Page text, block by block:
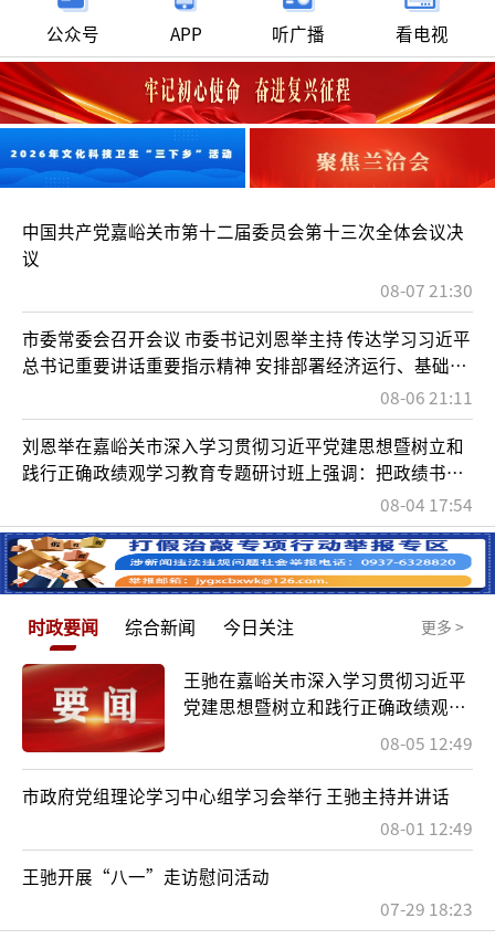
杯”中国·嘉峪关第十七届国际铁人三项赛掠
影
公众号 APP 听广播 看电视
中国共产党嘉峪关市第十二届委员会第十三次全体会议决
议
08-07 21:30
市委常委会召开会议 市委书记刘恩举主持 传达学习习近平
总书记重要讲话重要指示精神 安排部署经济运行、基础教
08-06 21:11
刘恩举在嘉峪关市深入学习贯彻习近平党建思想暨树立和
践行正确政绩观学习教育专题研讨班上强调：把政绩书写
在雄关大地上 把初心刻印在百姓心坎里 以实干实绩实效奋
力谱写中国式现代化嘉峪关崭新篇章
08-04 17:54
时政要闻 综合新闻 今日关注 更多 >
王驰在嘉峪关市深入学习贯彻习近平
党建思想暨树立和践行正确政绩观学
习教育专题研讨班上作辅导报告
08-05 12:49
市政府党组理论学习中心组学习会举行 王驰主持并讲话
08-01 12:49
王驰开展“八一”走访慰问活动
07-29 18:23